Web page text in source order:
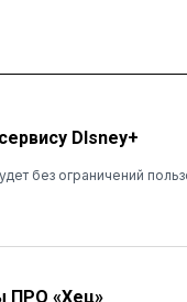
DIsney+
без ограничений
ПРО «Хец»